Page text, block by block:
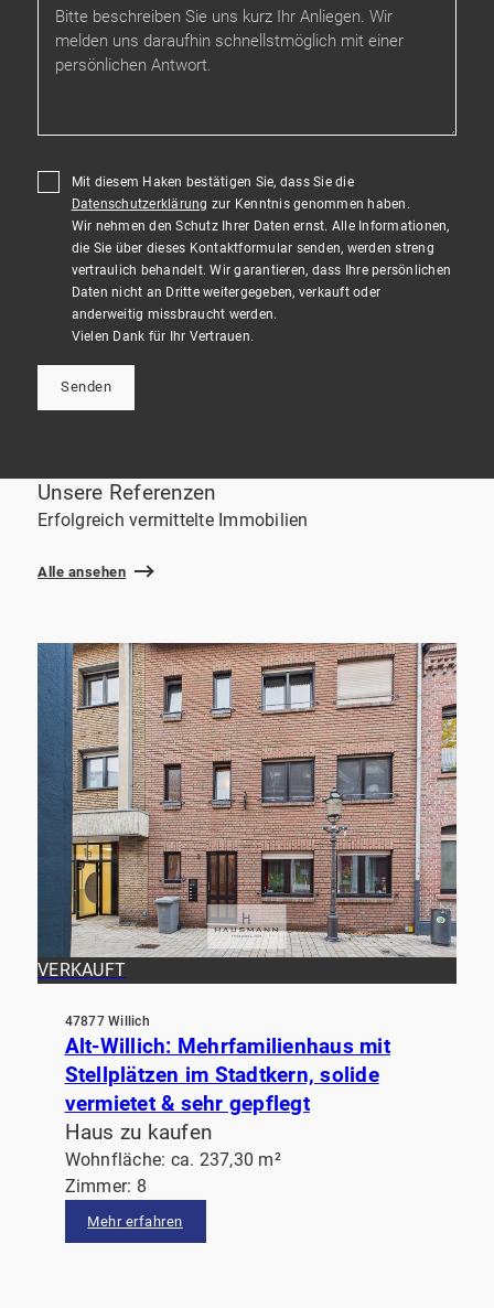
Mit diesem Haken bestätigen Sie, dass Sie die
Datenschutzerklärung zur Kenntnis genommen haben.
Wir nehmen den Schutz Ihrer Daten ernst. Alle Informationen,
die Sie über dieses Kontaktformular senden, werden streng
vertraulich behandelt. Wir garantieren, dass Ihre persönlichen
Daten nicht an Dritte weitergegeben, verkauft oder
anderweitig missbraucht werden.
Vielen Dank für Ihr Vertrauen.
Senden
Unsere Referenzen
Erfolgreich vermittelte Immobilien
Alle ansehen
VERKAUFT
47877 Willich
Alt-Willich: Mehrfamilienhaus mit
Stellplätzen im Stadtkern, solide
vermietet & sehr gepflegt
Haus zu kaufen
Wohnfläche: ca. 237,30 m²
Zimmer: 8
Mehr erfahren